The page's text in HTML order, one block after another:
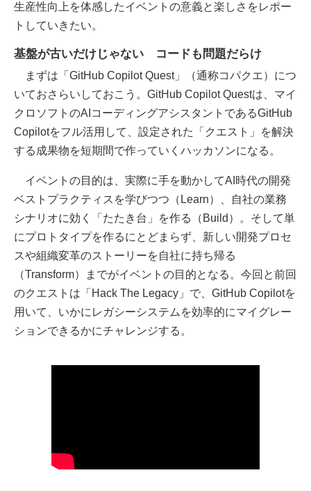
生産性向上を体感したイベントの意義と楽しさをレポー
トしていきたい。
基盤が古いだけじゃない コードも問題だらけ
まずは「GitHub Copilot Quest」（通称コパクエ）につ
いておさらいしておこう。GitHub Copilot Questは、マイ
クロソフトのAIコーディングアシスタントであるGitHub
Copilotをフル活用して、設定された「クエスト」を解決
する成果物を短期間で作っていくハッカソンになる。
イベントの目的は、実際に手を動かしてAI時代の開発
ベストプラクティスを学びつつ（Learn）、自社の業務
シナリオに効く「たたき台」を作る（Build）。そして単
にプロトタイプを作るにとどまらず、新しい開発プロセ
スや組織変革のストーリーを自社に持ち帰る
（Transform）までがイベントの目的となる。今回と前回
のクエストは「Hack The Legacy」で、GitHub Copilotを
用いて、いかにレガシーシステムを効率的にマイグレー
ションできるかにチャレンジする。